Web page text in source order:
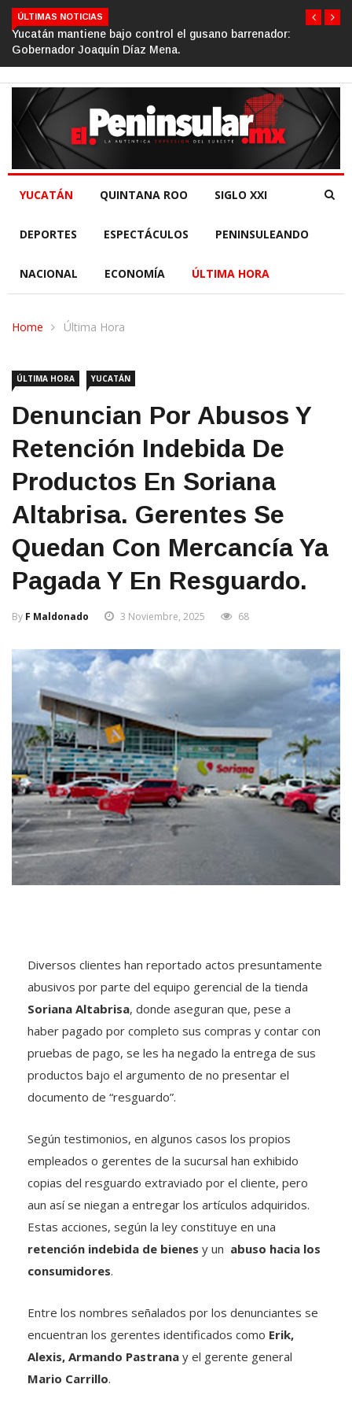
ÚLTIMAS NOTICIAS
el gusano barrenador:
Gino Segura impulsa el
YUCATÁN QUINTANA ROO SIGLO XXI
DEPORTES ESPECTÁCULOS PENINSULEANDO
NACIONAL ECONOMÍA ÚLTIMA HORA
Home Última Hora
ÚLTIMA HORA YUCATÁN
Denuncian Por Abusos Y
Retención Indebida De
Productos En Soriana
Altabrisa. Gerentes Se
Quedan Con Mercancía Ya
Pagada Y En Resguardo.
By F Maldonado 3 Noviembre, 2025 68
Diversos clientes han reportado actos presuntamente
abusivos por parte del equipo gerencial de la tienda
Soriana Altabrisa, donde aseguran que, pese a
haber pagado por completo sus compras y contar con
pruebas de pago, se les ha negado la entrega de sus
productos bajo el argumento de no presentar el
documento de “resguardo”.
Según testimonios, en algunos casos los propios
empleados o gerentes de la sucursal han exhibido
copias del resguardo extraviado por el cliente, pero
aun así se niegan a entregar los artículos adquiridos.
Estas acciones, según la ley constituye en una
retención indebida de bienes y un abuso hacia los
consumidores.
Entre los nombres señalados por los denunciantes se
encuentran los gerentes identificados como Erik,
Alexis, Armando Pastrana y el gerente general
Mario Carrillo.